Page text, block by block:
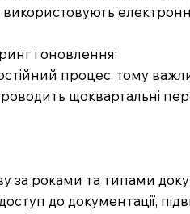
використовують
і оновлення:
процес, тому
щоквартальні
за роками та типами
до документації,